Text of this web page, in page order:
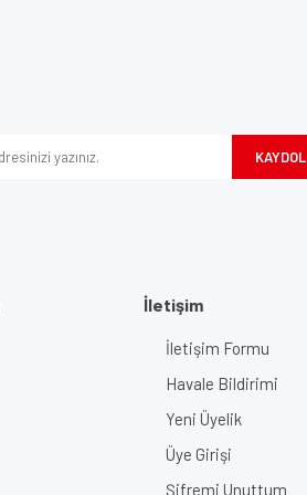
KAYDOL
İletişim
İletişim Formu
Havale Bildirimi
Yeni Üyelik
Üye Girişi
Şifremi Unuttum